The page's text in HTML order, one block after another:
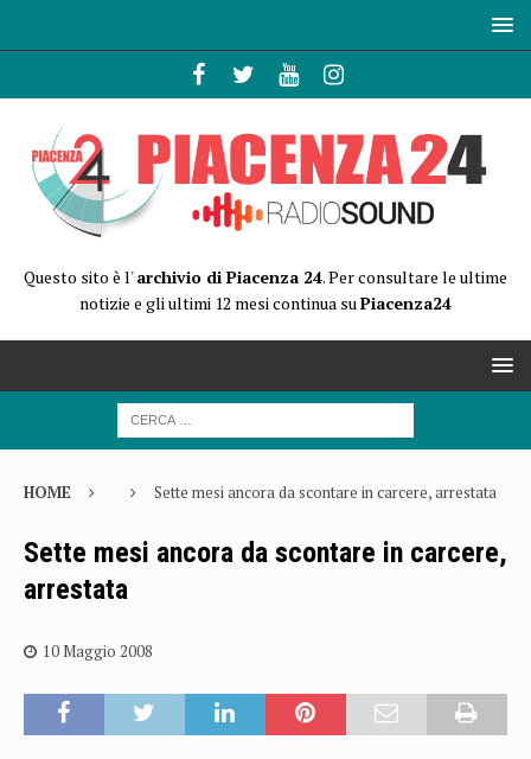
Questo sito è l'archivio di Piacenza 24. Per consultare le ultime
notizie e gli ultimi 12 mesi continua suPiacenza24
HOME Sette mesi ancora da scontare in carcere, arrestata
Sette mesi ancora da scontare in carcere,
arrestata
10 Maggio 2008